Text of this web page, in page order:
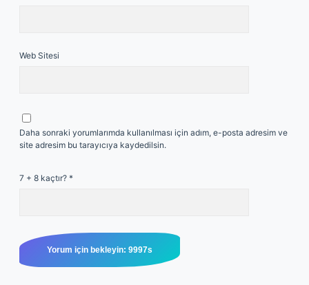
Web Sitesi
Daha sonraki yorumlarımda kullanılması için adım, e-posta adresim ve
site adresim bu tarayıcıya kaydedilsin.
7 + 8 kaçtır? *